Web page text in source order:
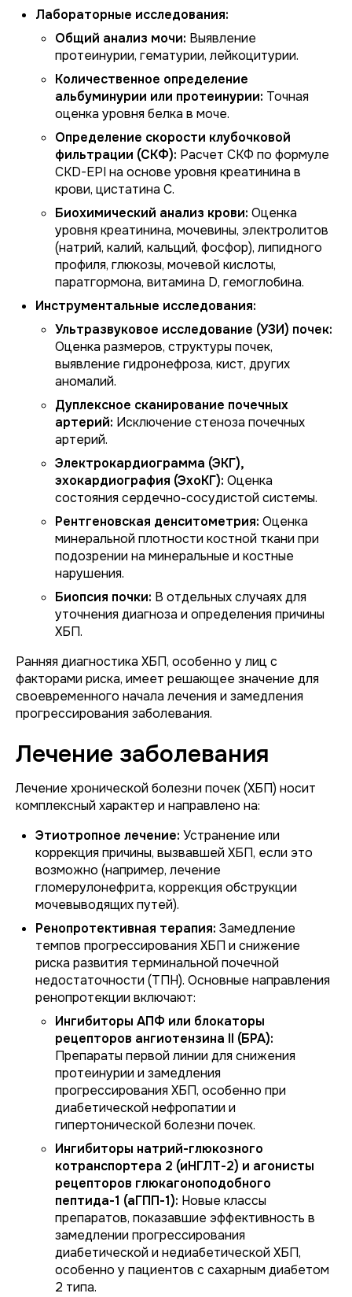
Лабораторные исследования:
Общий анализ мочи: Выявление
протеинурии, гематурии, лейкоцитурии.
Количественное определение
альбуминурии или протеинурии: Точная
оценка уровня белка в моче.
Определение скорости клубочковой
фильтрации (СКФ): Расчет СКФ по формуле
CKD-EPI на основе уровня креатинина в
крови, цистатина С.
Биохимический анализ крови: Оценка
уровня креатинина, мочевины, электролитов
(натрий, калий, кальций, фосфор), липидного
профиля, глюкозы, мочевой кислоты,
паратгормона, витамина D, гемоглобина.
Инструментальные исследования:
Ультразвуковое исследование (УЗИ) почек:
Оценка размеров, структуры почек,
выявление гидронефроза, кист, других
аномалий.
Дуплексное сканирование почечных
артерий: Исключение стеноза почечных
артерий.
Электрокардиограмма (ЭКГ),
эхокардиография (ЭхоКГ): Оценка
состояния сердечно-сосудистой системы.
Рентгеновская денситометрия: Оценка
минеральной плотности костной ткани при
подозрении на минеральные и костные
нарушения.
Биопсия почки: В отдельных случаях для
уточнения диагноза и определения причины
ХБП.
Ранняя диагностика ХБП, особенно у лиц с
факторами риска, имеет решающее значение для
своевременного начала лечения и замедления
прогрессирования заболевания.
Лечение заболевания
Лечение хронической болезни почек (ХБП) носит
комплексный характер и направлено на:
Этиотропное лечение: Устранение или
коррекция причины, вызвавшей ХБП, если это
возможно (например, лечение
гломерулонефрита, коррекция обструкции
мочевыводящих путей).
Ренопротективная терапия: Замедление
темпов прогрессирования ХБП и снижение
риска развития терминальной почечной
недостаточности (ТПН). Основные направления
ренопротекции включают:
Ингибиторы АПФ или блокаторы
рецепторов ангиотензина II (БРА):
Препараты первой линии для снижения
протеинурии и замедления
прогрессирования ХБП, особенно при
диабетической нефропатии и
гипертонической болезни почек.
Ингибиторы натрий-глюкозного
котранспортера 2 (иНГЛТ-2) и агонисты
рецепторов глюкагоноподобного
пептида-1 (аГПП-1): Новые классы
препаратов, показавшие эффективность в
замедлении прогрессирования
диабетической и недиабетической ХБП,
особенно у пациентов с сахарным диабетом
2 типа.